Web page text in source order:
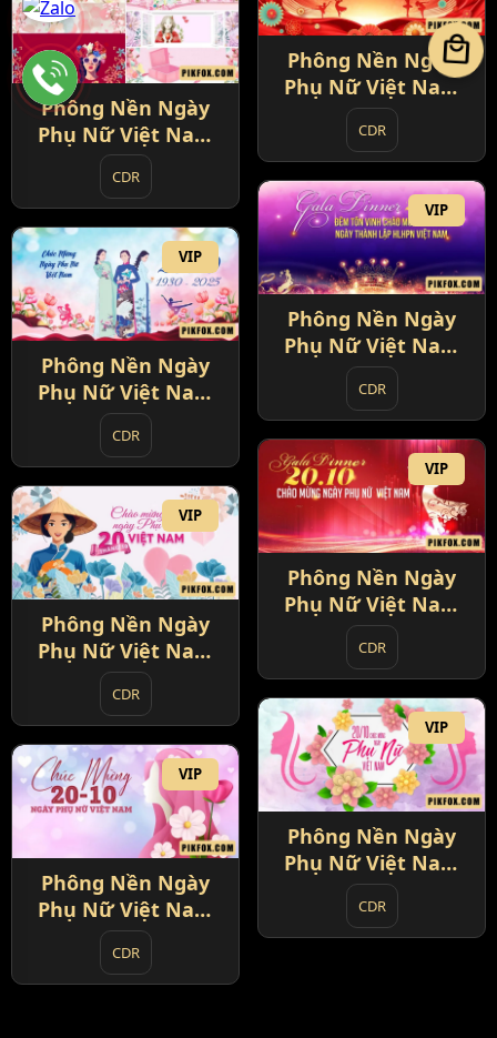
Phông Nền Ngày
Phụ Nữ Việt Nam
20-10 (5)
CDR
Phông Nền Ngày
Phụ Nữ Việt Nam
20-10 (6)
CDR
VIP
Phông Nền Ngày
Phụ Nữ Việt Nam
20-10 (7)
CDR
VIP
Phông Nền Ngày
Phụ Nữ Việt Nam
20-10 (8)
CDR
VIP
Phông Nền Ngày
Phụ Nữ Việt Nam
20-10 (9)
CDR
VIP
Phông Nền Ngày
Phụ Nữ Việt Nam
20-10 (10)
CDR
VIP
Phông Nền Ngày
Phụ Nữ Việt Nam
20-10 (11)
CDR
VIP
Phông Nền Ngày
Phụ Nữ Việt Nam
20-10 (12)
CDR
local_mall